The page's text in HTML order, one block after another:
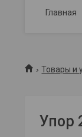
Главная
Товары и
Упор